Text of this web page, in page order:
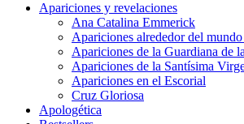
Apariciones y revelaciones
Ana Catalina Emmerick
Apariciones alrededor del
Apariciones de la Guardiana de
Apariciones de la Santísima
Apariciones en el Escorial
Cruz Gloriosa
Apologética